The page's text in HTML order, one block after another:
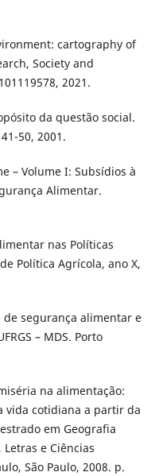
cartography of
Society and
2021.
da questão social.
50, 2001.
– Volume I: Subsídios à
Alimentar.
nas Políticas
Política Agrícola, ano X,
de segurança alimentar e
– MDS. Porto
na alimentação:
vida cotidiana a partir da
em Geografia
e Ciências
São Paulo, 2008. p.